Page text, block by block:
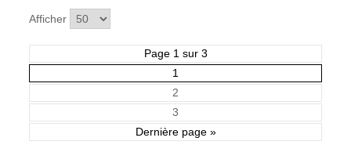
Afficher
Page 1 sur 3
1
2
3
Dernière page »